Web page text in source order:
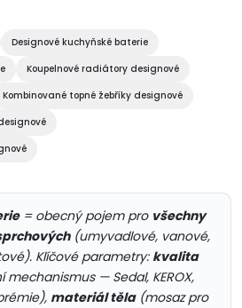
Designové kuchyňské baterie
Koupelnové radiátory designové
Kombinované topné žebříky designové
= obecný pojem pro všechny
(umyvadlové, vanové,
Klíčové parametry: kvalita
— Sedal, KEROX,
materiál těla(mosaz pro